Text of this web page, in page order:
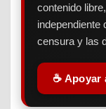
contenido
independiente
censura y las
☕ Apoyar